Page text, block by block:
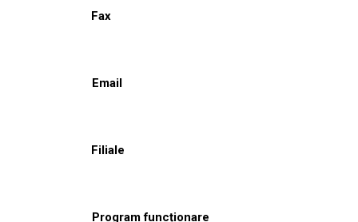
Fax
Email
Filiale
Program funcționare